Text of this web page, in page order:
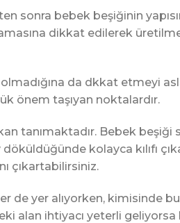
sonra bebek beşiğinin
dikkat edilerek
da dkkat etmeyi
önem taşıyan noktalardır.
tanımaktadır. Bebek
kolayca kılıfı
çıkartabilirsiniz.
de yer alıyorken, kimisinde
alan ihtiyacı yeterli